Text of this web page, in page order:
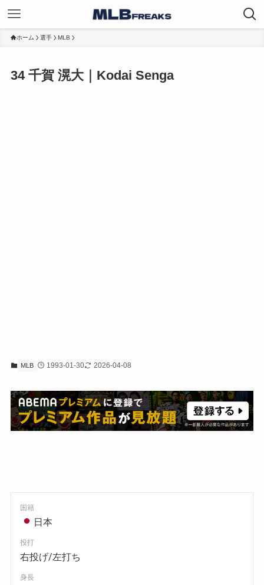
ホーム 選手 MLB
34千賀 滉大｜Kodai Senga
MLB 1993-01-30 2026-04-08
国籍
日本
投打
右投げ/左打ち
身長